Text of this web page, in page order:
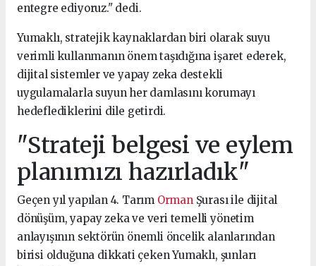
entegre ediyoruz." dedi.
Yumaklı, stratejik kaynaklardan biri olarak suyu
verimli kullanmanın önem taşıdığına işaret ederek,
dijital sistemler ve yapay zeka destekli
uygulamalarla suyun her damlasını korumayı
hedeflediklerini dile getirdi.
"Strateji belgesi ve eylem
planımızı hazırladık"
Geçen yıl yapılan 4. Tarım OrmanŞurası ile dijital
dönüşüm, yapay zeka ve veri temelli yönetim
anlayışının sektörün önemli öncelik alanlarından
birisi olduğuna dikkati çeken Yumaklı, şunları